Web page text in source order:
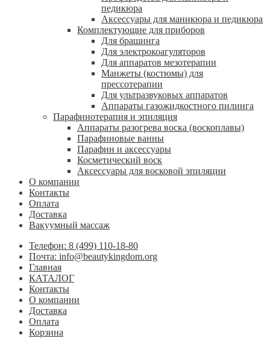
педикюра
Аксессуары для маникюра и педикюра
Комплектующие для приборов
Для брашинга
Для электрокоагуляторов
Для аппаратов мезотерапии
Манжеты (костюмы) для
прессотерапии
Для ультразвуковых аппаратов
Аппараты газожидкостного пилинга
Парафинотерапия и эпиляция
Аппараты разогрева воска (воскоплавы)
Парафиновые ванны
Парафин и аксессуары
Косметический воск
Аксессуары для восковой эпиляции
О компании
Контакты
Оплата
Доставка
Вакуумный массаж
Телефон: 8 (499) 110-18-80
Почта: info@beautykingdom.org
Главная
КАТАЛОГ
Контакты
О компании
Доставка
Оплата
Корзина